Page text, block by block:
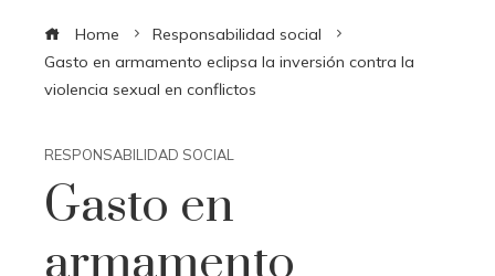
Home
Responsabilidad social
Gasto en armamento eclipsa la inversión contra la
violencia sexual en conflictos
RESPONSABILIDAD SOCIAL
Gasto en
armamento